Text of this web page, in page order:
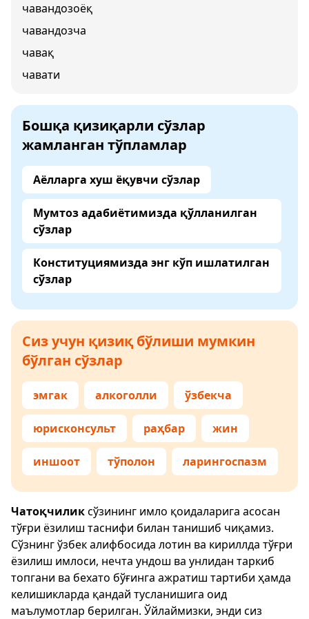
чавандозоёқ
чавандозча
чавақ
чавати
Бошқа қизиқарли сўзлар
жамланган тўпламлар
Аёлларга хуш ёқувчи сўзлар
Мумтоз адабиётимизда қўлланилган
сўзлар
Конституциямизда энг кўп ишлатилган
сўзлар
Сиз учун қизиқ бўлиши мумкин
бўлган сўзлар
эмгак алкоголли ўзбекча
юрисконсульт раҳбар жин
иншоот тўполон ларингоспазм
Чатоқчиликсўзининг имло қоидаларига асосан
тўғри ёзилиш таснифи билан танишиб чиқамиз.
Сўзнинг ўзбек алифбосида лотин ва кириллда тўғри
ёзилиш имлоси, нечта ундош ва унлидан таркиб
топгани ва бехато бўғинга ажратиш тартиби ҳамда
келишикларда қандай тусланишига оид
маълумотлар берилган. Ўйлаймизки, энди сиз